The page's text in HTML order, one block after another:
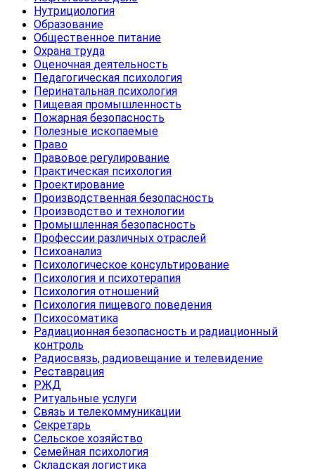
Нутрициология
Образование
Общественное питание
Охрана труда
Оценочная деятельность
Педагогическая психология
Перинатальная психология
Пищевая промышленность
Пожарная безопасность
Полезные ископаемые
Право
Правовое регулирование
Практическая психология
Проектирование
Производственная безопасность
Производство и технологии
Промышленная безопасность
Профессии различных отраслей
Психоанализ
Психологическое консультирование
Психология и психотерапия
Психология отношений
Психология пищевого поведения
Психосоматика
Радиационная безопасность и радиационный
контроль
Радиосвязь, радиовещание и телевидение
Реставрация
РЖД
Ритуальные услуги
Связь и телекоммуникации
Секретарь
Сельское хозяйство
Семейная психология
Складская логистика